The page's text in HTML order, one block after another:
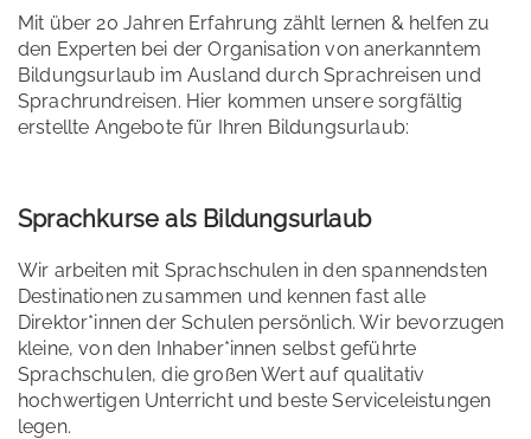
Mit über 20 Jahren Erfahrung zählt lernen & helfen zu
den Experten bei der Organisation von anerkanntem
Bildungsurlaub im Ausland durch Sprachreisen und
Sprachrundreisen. Hier kommen unsere sorgfältig
erstellte Angebote für Ihren Bildungsurlaub:
Sprachkurse als Bildungsurlaub
Wir arbeiten mit Sprachschulen in den spannendsten
Destinationen zusammen und kennen fast alle
Direktor*innen der Schulen persönlich. Wir bevorzugen
kleine, von den Inhaber*innen selbst geführte
Sprachschulen, die großen Wert auf qualitativ
hochwertigen Unterricht und beste Serviceleistungen
legen.